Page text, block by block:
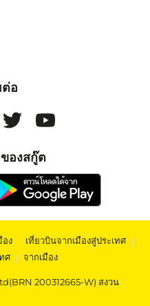
ต่อ
องสกู๊ต
อง | เที่ยวบินจากเมืองสู่ประเทศ |
ศ | จากเมือง
200312665-W) สงวน